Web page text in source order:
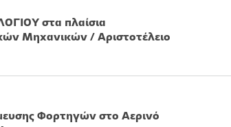
στα πλαίσια
Μηχανικών / Αριστοτέλειο
Φορτηγών στο Αερινό